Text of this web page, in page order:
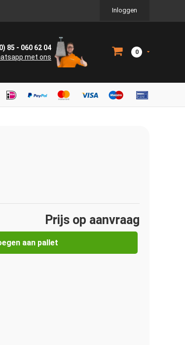
Inloggen
85 - 060 62 04
met ons
0
Prijs op aanvraag
aan pallet